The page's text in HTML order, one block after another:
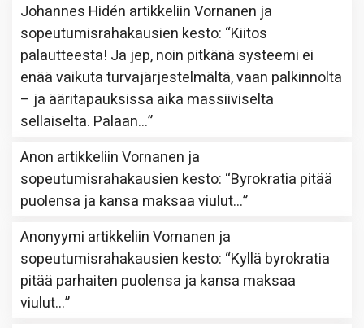
Johannes Hidén artikkeliinVornanen ja
sopeutumisrahakausien kesto: “Kiitos
palautteesta! Ja jep, noin pitkänä systeemi ei
enää vaikuta turvajärjestelmältä, vaan palkinnolta
– ja ääritapauksissa aika massiiviselta
sellaiselta. Palaan…”
Anon artikkeliinVornanen ja
sopeutumisrahakausien kesto: “Byrokratia pitää
puolensa ja kansa maksaa viulut…”
Anonyymi artikkeliinVornanen ja
sopeutumisrahakausien kesto: “Kyllä byrokratia
pitää parhaiten puolensa ja kansa maksaa
viulut…”